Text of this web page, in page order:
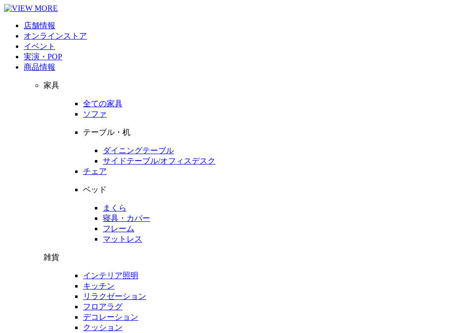
店舗情報
オンラインストア
イベント
実演・POP
商品情報
家具
全ての家具
ソファ
テーブル・机
ダイニングテーブル
サイドテーブル/オフィスデスク
チェア
ベッド
まくら
寝具・カバー
フレーム
マットレス
雑貨
インテリア照明
キッチン
リラクゼーション
フロアラグ
デコレーション
クッション